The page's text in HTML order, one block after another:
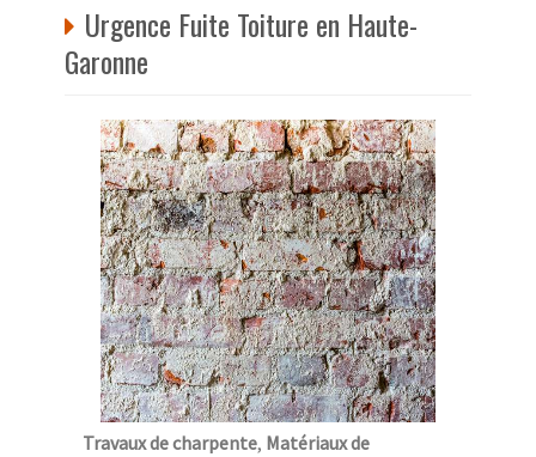
Urgence Fuite Toiture en Haute-
Garonne
Travaux de charpente, Matériaux de